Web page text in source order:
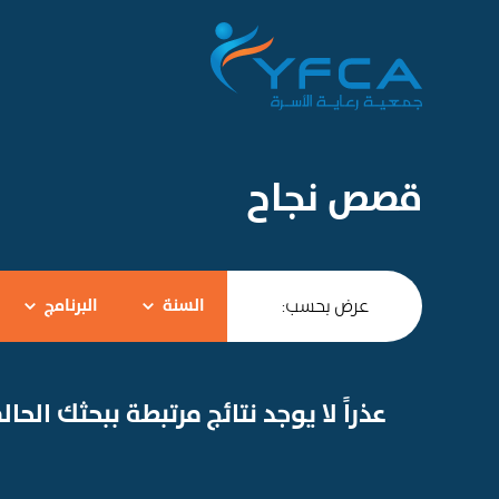
قصص نجاح
عرض بحسب: السنة البرنامج
عذراً لا يوجد نتائج مرتبطة ببحثك